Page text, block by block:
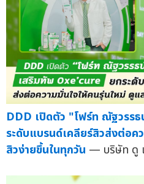
DDD เปิดตัว "โฟร์ท ณัฐวรร
ระดับแบรนด์เคลียร์สิวส่งต่อค
สิวง่ายขึ้นในทุกวัน — บริษัท ดู